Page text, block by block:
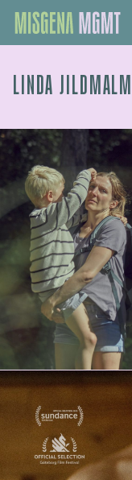
LINDA JILDMALM